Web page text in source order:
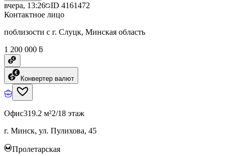
вчера, 13:26 ID 4161472
Контактное лицо
поблизости с г. Слуцк, Минская область
1 200 000 ƃ
Конвертер валют
Офис319.2 м²2/18 этаж
г. Минск, ул. Пулихова, 45
Пролетарская